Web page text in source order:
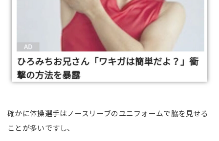
確かに体操選手はノースリーブのユニフォームで脇を見せる
ことが多いですし、